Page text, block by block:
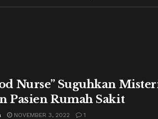
Nurse” Suguhkan
Pasien Rumah Sakit
NOVEMBER 3, 2022 1